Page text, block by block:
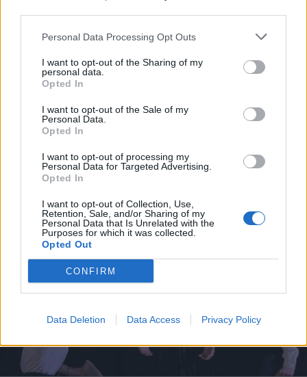
Personal Data Processing Opt Outs
I want to opt-out of the Sharing of my
personal data.
Opted In
I want to opt-out of the Sale of my
Personal Data.
Opted In
I want to opt-out of processing my
Personal Data for Targeted Advertising.
Opted In
I want to opt-out of Collection, Use,
Retention, Sale, and/or Sharing of my
Personal Data that Is Unrelated with the
Purposes for which it was collected.
Opted Out
CONFIRM
Data Deletion Data Access Privacy Policy
BIODIVERSITÀ
Dalla riserva naturale di Ganna al
Lago Maggiore, mezzo milione di
euro per la biodiversità nel
Varesotto